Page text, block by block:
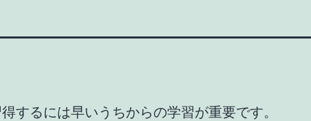
するには早いうちからの学習が重要です。